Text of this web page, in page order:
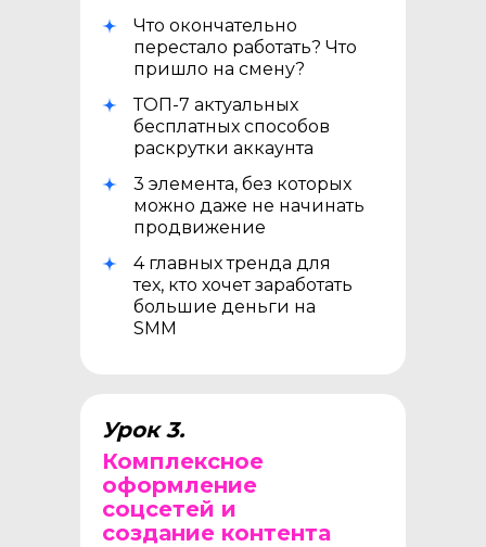
Что окончательно
перестало работать? Что
пришло на смену?
ТОП-7 актуальных
бесплатных способов
раскрутки аккаунта
3 элемента, без которых
можно даже не начинать
продвижение
4 главных тренда для
тех, кто хочет заработать
большие деньги на
SMM
Урок 3.
Комплексное
оформление
соцсетей и
создание контента